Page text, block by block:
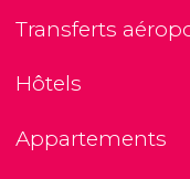
Transferts
Hôtels
Appartements